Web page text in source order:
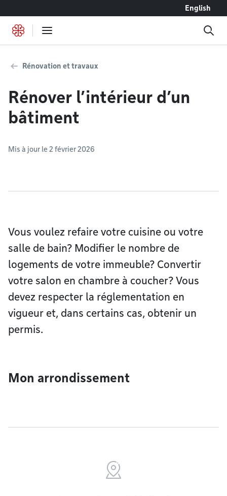
English
Rénovation et travaux
Rénover l’intérieur d’un
bâtiment
Mis à jour le 2 février 2026
Vous voulez refaire votre cuisine ou votre
salle de bain? Modifier le nombre de
logements de votre immeuble? Convertir
votre salon en chambre à coucher? Vous
devez respecter la réglementation en
vigueur et, dans certains cas, obtenir un
permis.
Mon arrondissement